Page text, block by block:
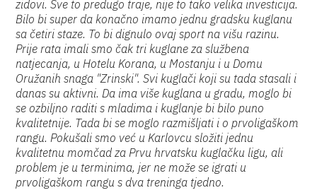
zidovi. Sve to predugo traje, nije to tako velika investicija.
Bilo bi super da konačno imamo jednu gradsku kuglanu
sa četiri staze. To bi dignulo ovaj sport na višu razinu.
Prije rata imali smo čak tri kuglane za službena
natjecanja, u Hotelu Korana, u Mostanju i u Domu
Oružanih snaga "Zrinski". Svi kuglači koji su tada stasali i
danas su aktivni. Da ima više kuglana u gradu, moglo bi
se ozbiljno raditi s mladima i kuglanje bi bilo puno
kvalitetnije. Tada bi se moglo razmišljati i o prvoligaškom
rangu. Pokušali smo već u Karlovcu složiti jednu
kvalitetnu momčad za Prvu hrvatsku kuglačku ligu, ali
problem je u terminima, jer ne može se igrati u
prvoligaškom rangu s dva treninga tjedno.